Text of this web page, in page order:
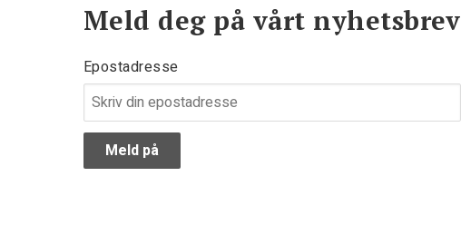
Meld deg på vårt nyhetsbrev
Epostadresse